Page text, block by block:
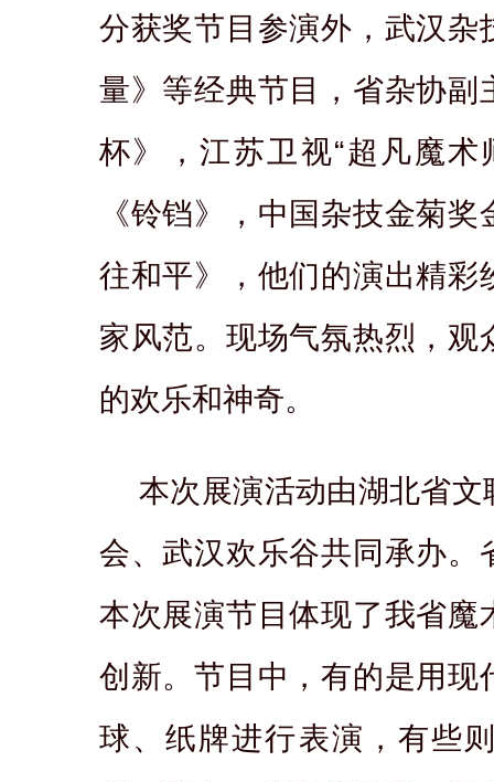
分获奖节目参演外，武汉杂
量》等经典节目，省杂协副
杯》，江苏卫视“超凡魔
《铃铛》，中国杂技金菊
往和平》，他们的演出精彩
家风范。现场气氛热烈，观
的欢乐和神奇。
本次展演活动由湖北省
会、武汉欢乐谷共同承办。
本次展演节目体现了我省魔
创新。节目中，有的是用现
球、纸牌进行表演，有些